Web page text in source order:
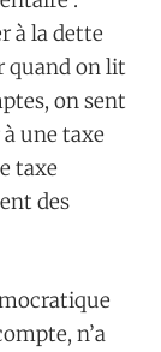
à la dette
quand on lit
on sent
une taxe
taxe
des
n’a